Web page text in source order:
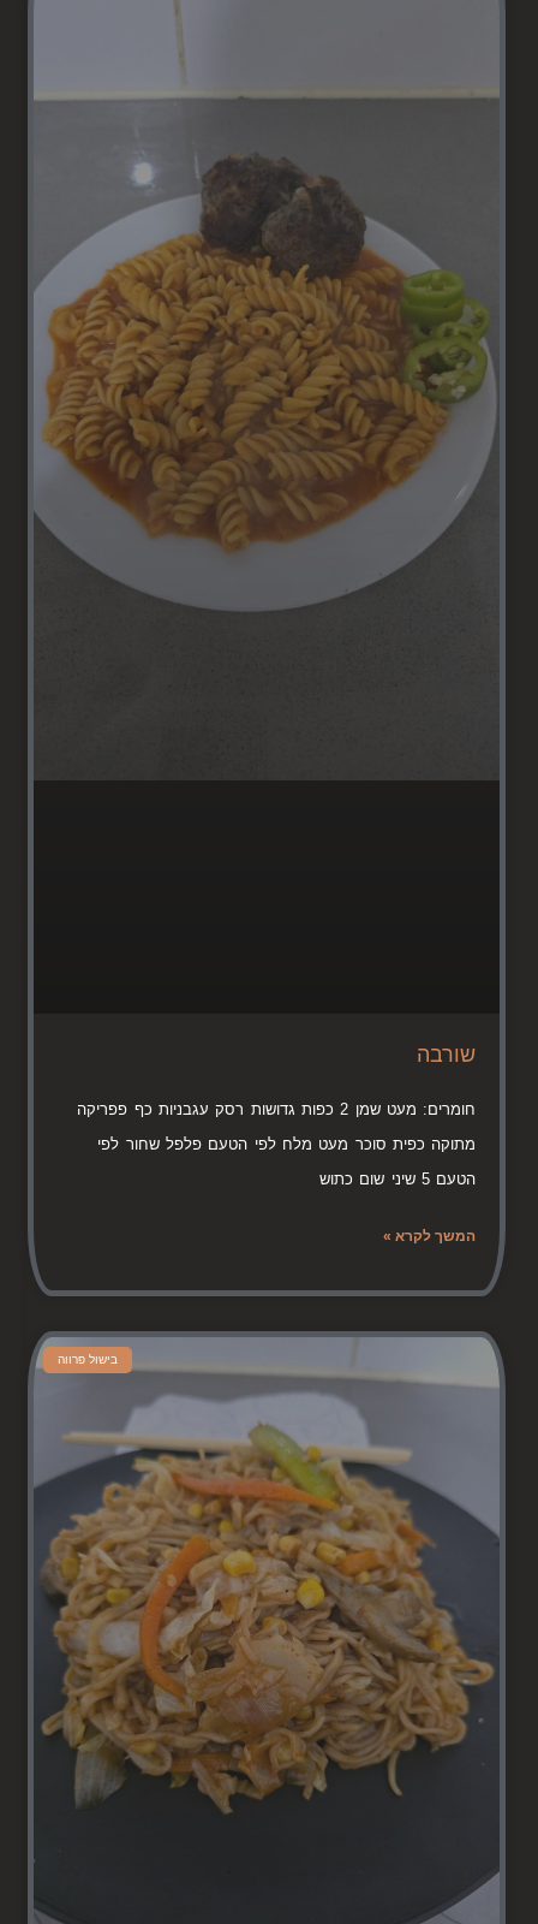
שורבה
חומרים: מעט שמן 2 כפות גדושות רסק עגבניות כף פפריקה
מתוקה כפית סוכר מעט מלח לפי הטעם פלפל שחור לפי
הטעם 5 שיני שום כתוש
המשך לקרא »
בישול פרווה